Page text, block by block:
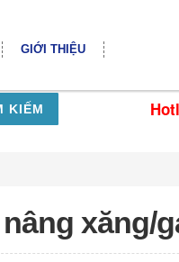
GIỚI THIỆU
KIẾM
xăng/